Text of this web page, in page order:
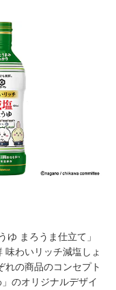
ゆ まろうま仕立て」
わいリッチ減塩しょ
れの商品のコンセプト
のオリジナルデザイ